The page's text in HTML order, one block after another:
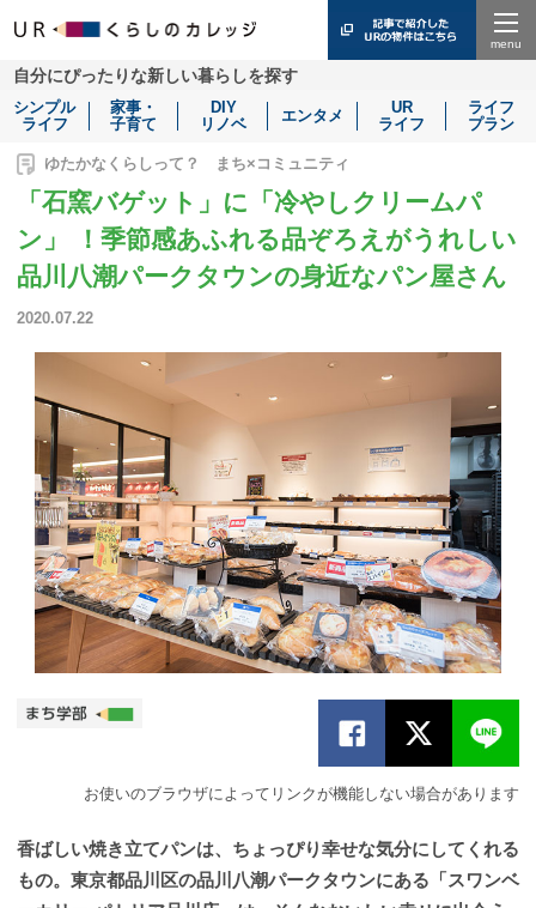
自分にぴったりな新しい暮らしを探す
シンプル
ライフ
家事・
子育て
DIY
リノベ
エンタメ
UR
ライフ
ライフ
プラン
ゆたかなくらしって？ まち×コミュニティ
「石窯バゲット」に「冷やしクリームパ
ン」 ！季節感あふれる品ぞろえがうれしい
品川八潮パークタウンの身近なパン屋さん
2020.07.22
お使いのブラウザによってリンクが機能しない場合があります
香ばしい焼き立てパンは、ちょっぴり幸せな気分にしてくれる
もの。東京都品川区の品川八潮パークタウンにある「スワンベ